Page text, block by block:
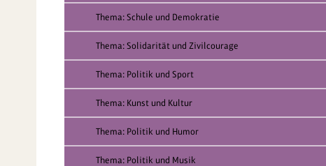
Thema: Schule und Demokratie
Thema: Solidarität und Zivilcourage
Thema: Politik und Sport
Thema: Kunst und Kultur
Thema: Politik und Humor
Thema: Politik und Musik